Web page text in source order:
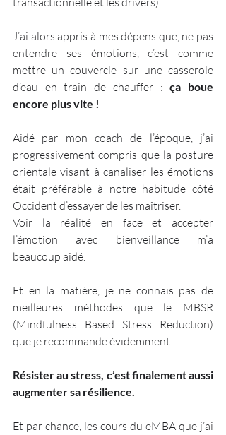
J’ai alors appris à mes dépens que, ne pas
entendre ses émotions, c’est comme
mettre un couvercle sur une casserole
d’eau en train de chauffer : ça boue
encore plus vite !
Aidé par mon coach de l’époque, j’ai
progressivement compris que la posture
orientale visant à canaliser les émotions
était préférable à notre habitude côté
Occident d’essayer de les maîtriser.
Voir la réalité en face et accepter
l’émotion avec bienveillance m’a
beaucoup aidé.
Et en la matière, je ne connais pas de
meilleures méthodes que le MBSR
(Mindfulness Based Stress Reduction)
que je recommande évidemment.
Résister au stress, c’est finalement aussi
augmenter sa résilience.
Et par chance, les cours du eMBA que j’ai